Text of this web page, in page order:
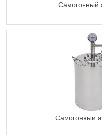
Самогонный
Самогонный